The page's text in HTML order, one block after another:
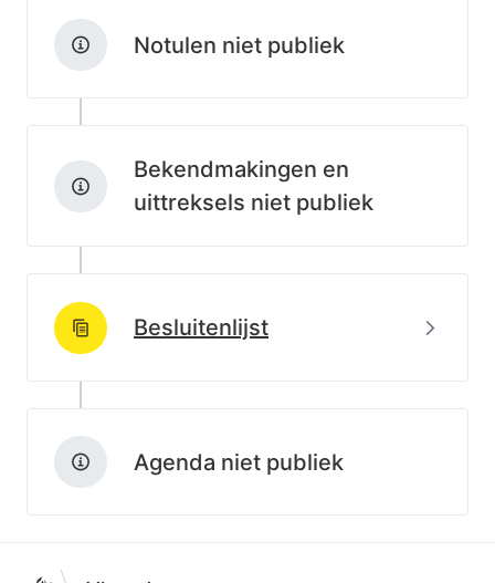
Notulen niet publiek
Bekendmakingen en
uittreksels niet publiek
Besluitenlijst
http://data.lblod.info/id/lblod/besluitenlijsten/
Agenda niet publiek